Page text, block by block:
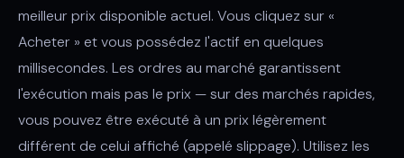
meilleur prix disponible actuel. Vous cliquez sur «
Acheter » et vous possédez l'actif en quelques
millisecondes. Les ordres au marché garantissent
l'exécution mais pas le prix — sur des marchés rapides,
vous pouvez être exécuté à un prix légèrement
différent de celui affiché (appelé slippage). Utilisez les